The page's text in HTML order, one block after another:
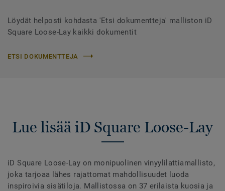
Löydät helposti kohdasta 'Etsi dokumentteja' malliston iD
Square Loose-Lay kaikki dokumentit
ETSI DOKUMENTTEJA
Lue lisää iD Square Loose-Lay
iD Square Loose-Lay on monipuolinen vinyylilattiamallisto,
joka tarjoaa lähes rajattomat mahdollisuudet luoda
inspiroivia sisätiloja. Mallistossa on 37 erilaista kuosia ja